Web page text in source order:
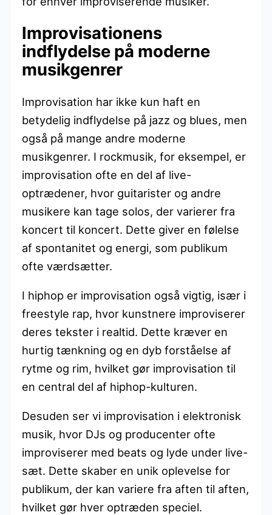
Improvisationens
indflydelse på moderne
musikgenrer
Improvisation har ikke kun haft en
betydelig indflydelse på jazz og blues, men
også på mange andre moderne
musikgenrer. I rockmusik, for eksempel, er
improvisation ofte en del af live-
optrædener, hvor guitarister og andre
musikere kan tage solos, der varierer fra
koncert til koncert. Dette giver en følelse
af spontanitet og energi, som publikum
ofte værdsætter.
I hiphop er improvisation også vigtig, især i
freestyle rap, hvor kunstnere improviserer
deres tekster i realtid. Dette kræver en
hurtig tænkning og en dyb forståelse af
rytme og rim, hvilket gør improvisation til
en central del af hiphop-kulturen.
Desuden ser vi improvisation i elektronisk
musik, hvor DJs og producenter ofte
improviserer med beats og lyde under live-
sæt. Dette skaber en unik oplevelse for
publikum, der kan variere fra aften til aften,
hvilket gør hver optræden speciel.